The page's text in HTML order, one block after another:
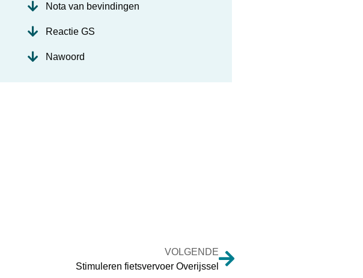
Nota van bevindingen
Reactie GS
Nawoord
VOLGENDE
Stimuleren fietsvervoer Overijssel